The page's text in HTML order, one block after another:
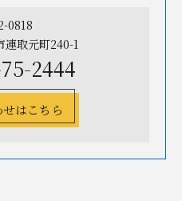
0818
連取元町240-1
2444
はこちら